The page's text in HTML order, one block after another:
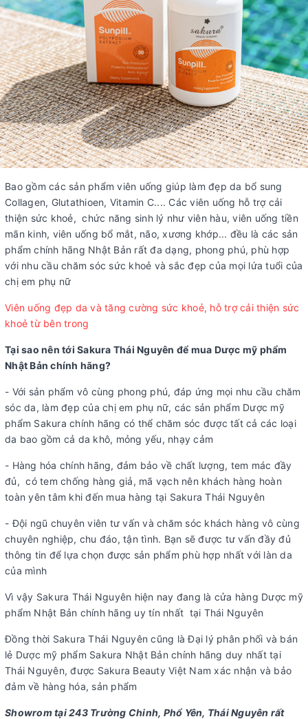
Bao gồm các sản phẩm viên uống giúp làm đẹp da bổ sung
Collagen, Glutathioen, Vitamin C.... Các viên uống hỗ trợ cải
thiện sức khoẻ, chức năng sinh lý như viên hàu, viên uống tiền
mãn kinh, viên uống bổ mắt, não, xương khớp... đều là các sản
phẩm chính hãng Nhật Bản rất đa dạng, phong phú, phù hợp
với nhu cầu chăm sóc sức khoẻ và sắc đẹp của mọi lứa tuổi của
chị em phụ nữ
Viên uống đẹp da và tăng cường sức khoẻ, hỗ trợ cải thiện sức
khoẻ từ bên trong
Tại sao nên tới Sakura Thái Nguyên để mua Dược mỹ phẩm
Nhật Bản chính hãng?
- Với sản phẩm vô cùng phong phú, đáp ứng mọi nhu cầu chăm
sóc da, làm đẹp của chị em phụ nữ, các sản phẩm Dược mỹ
phẩm Sakura chính hãng có thể chăm sóc được tất cả các loại
da bao gồm cả da khô, mỏng yếu, nhạy cảm
- Hàng hóa chính hãng, đảm bảo về chất lượng, tem mác đầy
đủ, có tem chống hàng giả, mã vạch nên khách hàng hoàn
toàn yên tâm khi đến mua hàng tại Sakura Thái Nguyên
- Đội ngũ chuyên viên tư vấn và chăm sóc khách hàng vô cùng
chuyên nghiệp, chu đáo, tận tình. Bạn sẽ được tư vấn đầy đủ
thông tin để lựa chọn được sản phẩm phù hợp nhất với làn da
của mình
Vì vậy Sakura Thái Nguyên hiện nay đang là cửa hàng Dược mỹ
phẩm Nhật Bản chính hãng uy tín nhất tại Thái Nguyên
Đồng thời Sakura Thái Nguyên cũng là Đại lý phân phối và bán
lẻ Dược mỹ phẩm Sakura Nhật Bản chính hãng duy nhất tại
Thái Nguyên, được Sakura Beauty Việt Nam xác nhận và bảo
đảm về hàng hóa, sản phẩm
Showrom tại 243 Trường Chinh, Phổ Yên, Thái Nguyên rất